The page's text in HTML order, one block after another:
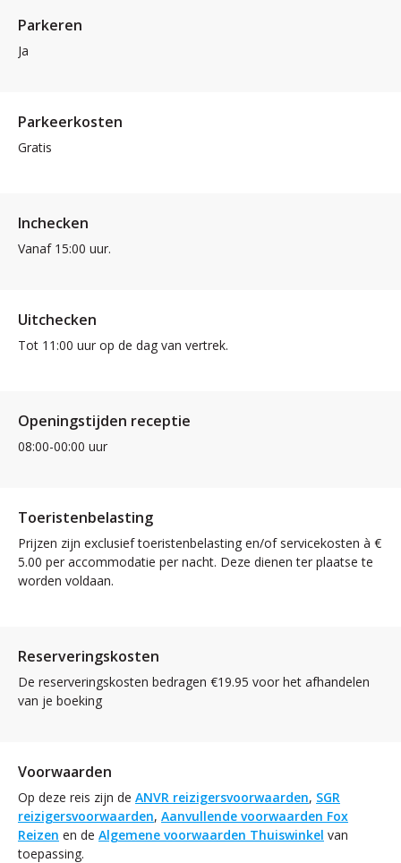
Parkeren
Ja
Parkeerkosten
Gratis
Inchecken
Vanaf 15:00 uur.
Uitchecken
Tot 11:00 uur op de dag van vertrek.
Openingstijden receptie
08:00-00:00 uur
Toeristenbelasting
Prijzen zijn exclusief toeristenbelasting en/of servicekosten à €
5.00 per accommodatie per nacht. Deze dienen ter plaatse te
worden voldaan.
Reserveringskosten
De reserveringskosten bedragen €19.95 voor het afhandelen
van je boeking
Voorwaarden
Op deze reis zijn de ANVR reizigersvoorwaarden, SGR
reizigersvoorwaarden, Aanvullende voorwaarden Fox
Reizen en de Algemene voorwaarden Thuiswinkel van
toepassing.